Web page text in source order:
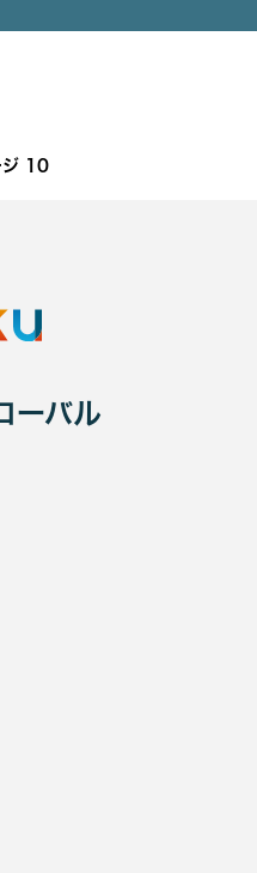
ジ 10
ーバル